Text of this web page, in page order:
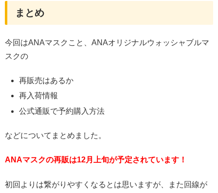
まとめ
今回はANAマスクこと、ANAオリジナルウォッシャブルマ
スクの
再販売はあるか
再入荷情報
公式通販で予約購入方法
などについてまとめました。
ANAマスクの再販は12月上旬が予定されています！
初回よりは繋がりやすくなるとは思いますが、また回線が